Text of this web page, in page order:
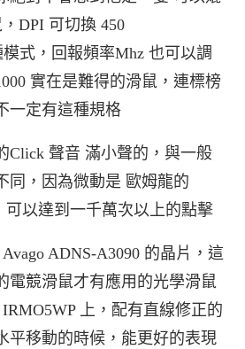
DPI 可切換 450
模式，回報頻率Mhz 也可以調
實在是難得的滑鼠，連標榜
一定有這種規格
Click 聲音 滿小聲的，與一般
同，因為微動是 歐姆龍的
可以達到一千萬次以上的點擊
ADNS-A3090 的晶片，這
電競滑鼠才有應用的光學滑鼠
上，配有直線修正的
平移動的時候，能更好的表現